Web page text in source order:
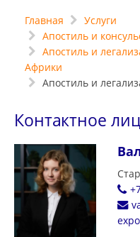
Главная
Услуги
Апостиль и
Апостиль и
Африки
Апостиль и
Контактное